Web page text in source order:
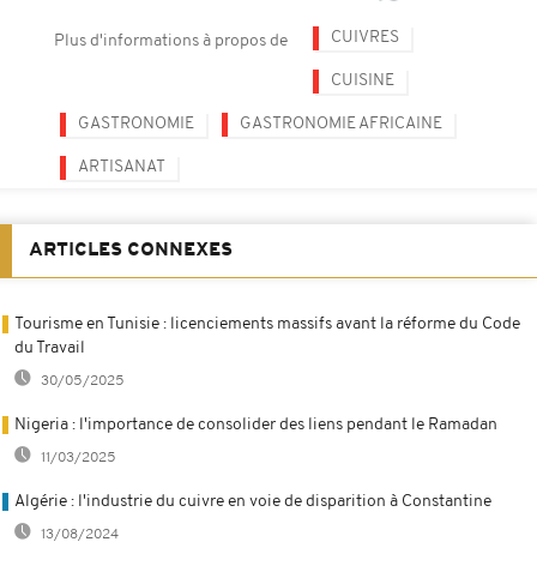
Plus d'informations à propos de CUIVRES
CUISINE
GASTRONOMIE GASTRONOMIE AFRICAINE
ARTISANAT
ARTICLES CONNEXES
Tourisme en Tunisie : licenciements massifs avant la réforme du Code
du Travail
30/05/2025
Nigeria : l'importance de consolider des liens pendant le Ramadan
11/03/2025
Algérie : l'industrie du cuivre en voie de disparition à Constantine
13/08/2024